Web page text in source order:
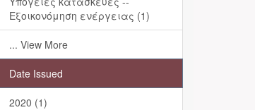
Εξοικονόμηση ενέργειας (1)
... View More
Date Issued
2020 (1)